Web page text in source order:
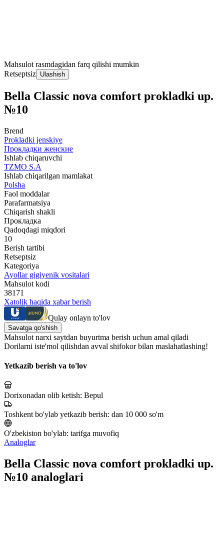
Mahsulot rasmdagidan farq qilishi mumkin
Retseptsiz Ulashish
Bella Classic nova comfort prokladki up.
№10
Brend
Prokladki jenskiye
Прокладки женские
Ishlab chiqaruvchi
TZMO S.A
Ishlab chiqarilgan mamlakat
Polsha
Faol moddalar
Parafarmatsiya
Chiqarish shakli
Прокладка
Qadoqdagi miqdori
10
Berish tartibi
Retseptsiz
Kategoriya
Ayollar gigiyenik vositalari
Mahsulot kodi
38171
Xatolik haqida xabar berish
Qulay onlayn to'lov
Savatga qo'shish
Mahsulot narxi saytdan buyurtma berish uchun amal qiladi
Dorilarni iste'mol qilishdan avval shifokor bilan maslahatlashing!
Yetkazib berish va to'lov
Dorixonadan olib ketish: Bepul
Toshkent bo'ylab yetkazib berish: dan 10 000 so'm
O'zbekiston bo'ylab: tarifga muvofiq
Analoglar
Bella Classic nova comfort prokladki up.
№10 analoglari